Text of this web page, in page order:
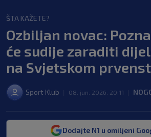
ŠTA KAŽETE?
Ozbiljan novac:
će sudije zaraditi
na Svjetskom
Sport Klub 08. jun. 2026. 20:11
Dodajte N1 u omiljeni